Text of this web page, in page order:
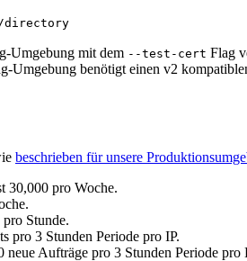
directory
Umgebung mit dem --test-cert Flag
Umgebung benötigt einen v2
beschrieben für unsere
30,000 pro Woche.
Stunde.
pro 3 Stunden Periode pro IP.
neue Aufträge pro 3 Stunden Periode pro